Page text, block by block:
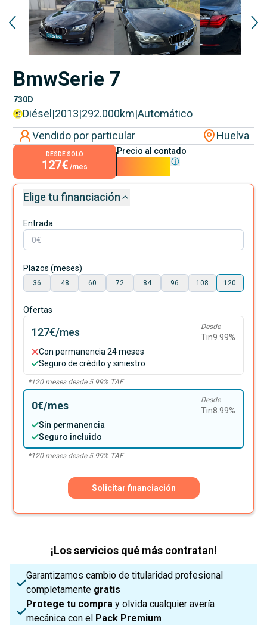
BmwSerie 7
730D
Diésel |2013|292.000km|Automático
Vendido por particular
Huelva
DESDE SOLO
127€ /mes
Precio al contado
Elige tu financiación
Entrada
Plazos (meses)
36 48 60 72 84 96 108 120
Ofertas
127€/mes Desde
Tin9.99%
Con permanencia 24 meses
Seguro de crédito y siniestro
*120meses desde 5.99% TAE
0€/mes Desde
Tin8.99%
Sin permanencia
Seguro incluido
*120meses desde 5.99% TAE
Solicitar financiación
¡Los servicios qué más contratan!
Garantizamos cambio de titularidad profesional
completamente gratis
Protege tu compra y olvida cualquier avería
mecánica con el Pack Premium